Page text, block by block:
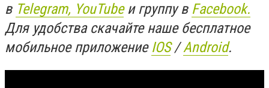
в Telegram, YouTubeи группу в Facebook.
Для удобства скачайте наше бесплатное
мобильное приложение IOS/Android.